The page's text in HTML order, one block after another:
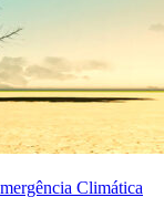
Climática